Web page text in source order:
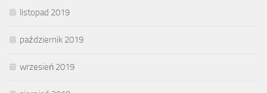
listopad 2019
październik 2019
wrzesień 2019